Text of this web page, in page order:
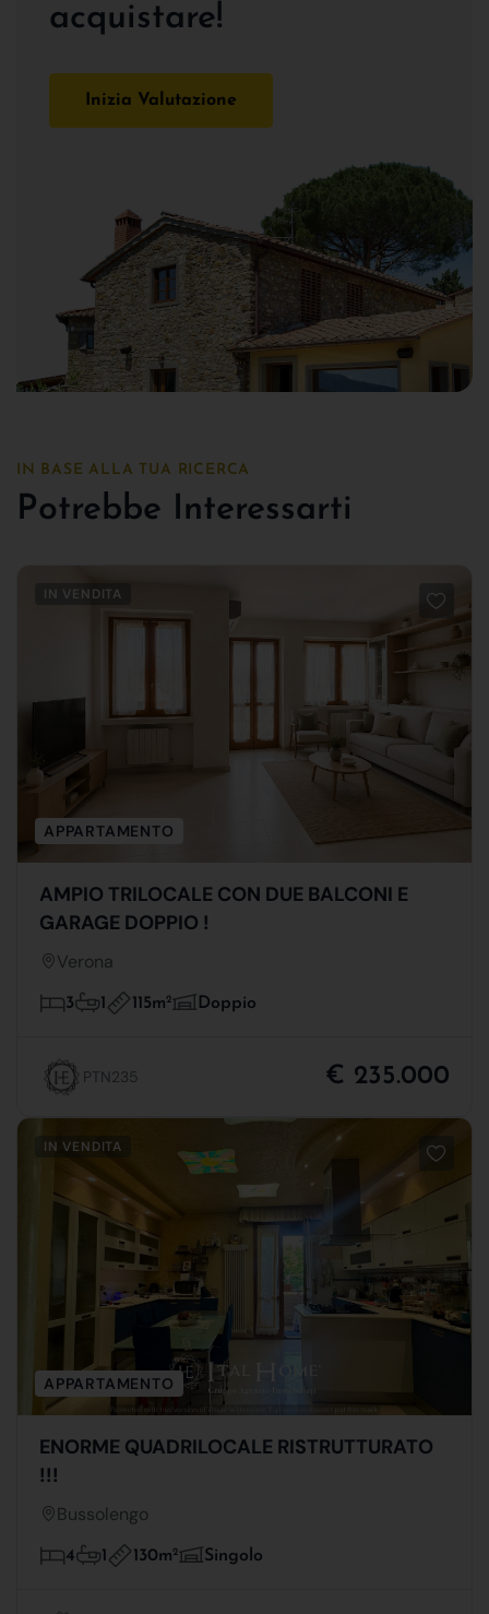
acquistare!
Inizia Valutazione
IN BASE ALLA TUA RICERCA
Potrebbe Interessarti
IN VENDITA
APPARTAMENTO
AMPIO TRILOCALE CON DUE BALCONI E
GARAGE DOPPIO !
Verona
3 1 115m2 Doppio
PTN235 € 235.000
IN VENDITA
APPARTAMENTO
ENORME QUADRILOCALE RISTRUTTURATO
!!!
Bussolengo
4 1 130m2 Singolo